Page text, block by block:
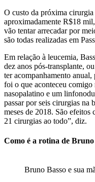
O custo da próxima
aproximadamente R$18
vão tentar arrecadar por
são todas realizadas em
Em relação à leucemia,
dez anos pós-transplante,
ter acompanhamento
foi o que aconteceu
nasopalatino e um
passar por seis cirurgias na
meses de 2018. São
21 cirurgias ao todo”, diz.
Como é a rotina de
Bruno Basso e sua